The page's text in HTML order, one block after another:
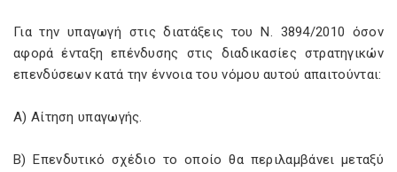
Για την υπαγωγή στις διατάξεις του Ν. 3894/2010 όσον
αφορά ένταξη επένδυσης στις διαδικασίες στρατηγικών
επενδύσεων κατά την έννοια του νόμου αυτού απαιτούνται:
Α) Αίτηση υπαγωγής.
Β) Επενδυτικό σχέδιο το οποίο θα περιλαμβάνει μεταξύ